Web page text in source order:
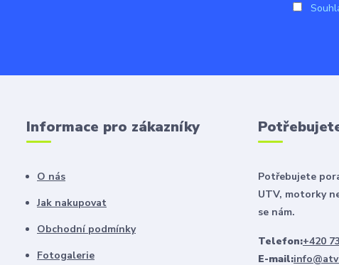
Informace pro zákazníky
O nás
Jak nakupovat
Obchodní podmínky
Fotogalerie
Potřebujete
UTV, motorky
se nám.
Telefon:+420
E-mail: